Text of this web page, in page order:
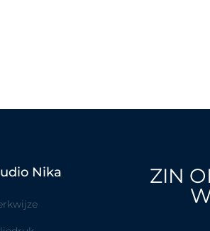
Nika
ZIN